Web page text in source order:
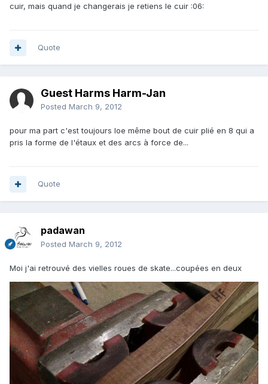
cuir, mais quand je changerais je retiens le cuir :06:
Quote
Guest Harms Harm-Jan
Posted March 9, 2012
pour ma part c'est toujours loe même bout de cuir plié en 8 qui a
pris la forme de l'étaux et des arcs à force de...
Quote
padawan
Posted March 9, 2012
Moi j'ai retrouvé des vielles roues de skate...coupées en deux